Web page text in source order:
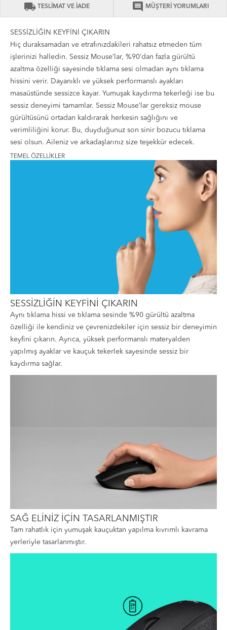
local_shipping TESLİMAT VE İADE comment MÜŞTERİ YORUMLARI
SESSİZLİĞİN KEYFİNİ ÇIKARIN
Hiç duraksamadan ve etrafınızdakileri rahatsız etmeden tüm
işlerinizi halledin. Sessiz Mouse’lar, %90’dan fazla gürültü
azaltma özelliği sayesinde tıklama sesi olmadan aynı tıklama
hissini verir. Dayanıklı ve yüksek performanslı ayakları
masaüstünde sessizce kayar. Yumuşak kaydırma tekerleği ise bu
sessiz deneyimi tamamlar. Sessiz Mouse’lar gereksiz mouse
gürültüsünü ortadan kaldırarak herkesin sağlığını ve
verimliliğini korur. Bu, duyduğunuz son sinir bozucu tıklama
sesi olsun. Aileniz ve arkadaşlarınız size teşekkür edecek.
TEMEL ÖZELLİKLER
SESSİZLİĞİN KEYFİNİ ÇIKARIN
Aynı tıklama hissi ve tıklama sesinde %90 gürültü azaltma
özelliği ile kendiniz ve çevrenizdekiler için sessiz bir deneyimin
keyfini çıkarın. Ayrıca, yüksek performanslı materyalden
yapılmış ayaklar ve kauçuk tekerlek sayesinde sessiz bir
kaydırma sağlar.
SAĞ ELİNİZ İÇİN TASARLANMIŞTIR
Tam rahatlık için yumuşak kauçuktan yapılma kıvrımlı kavrama
yerleriyle tasarlanmıştır.